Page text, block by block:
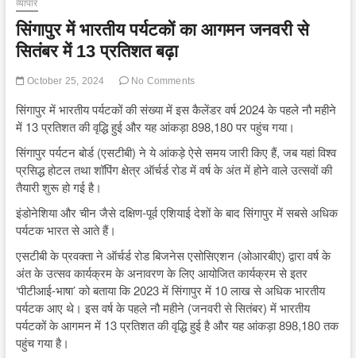
व्यापार
सिंगापुर में भारतीय पर्यटकों का आगमन जनवरी से
सितंबर में 13 प्रतिशत बढ़ा
October 25, 2024 No Comments
सिंगापुर में भारतीय पर्यटकों की संख्या में इस कैलेंडर वर्ष 2024 के पहले नौ महीने
में 13 प्रतिशत की वृद्धि हुई और यह आंकड़ा 898,180 पर पहुंच गया।
सिंगापुर पर्यटन बोर्ड (एसटीबी) ने ये आंकड़े ऐसे समय जारी किए हैं, जब यहां विश्व
प्रसिद्ध होटल तथा शॉपिंग क्षेत्र ऑर्चर्ड रोड में वर्ष के अंत में होने वाले उत्सवों की
तैयारी शुरू हो गई है।
इंडोनेशिया और चीन जैसे दक्षिण-पूर्व एशियाई देशों के बाद सिंगापुर में सबसे अधिक
पर्यटक भारत से आते हैं।
एसटीबी के प्रवक्ता ने ऑर्चर्ड रोड बिजनेस एसोसिएशन (ओआरबीए) द्वारा वर्ष के
अंत के उत्सव कार्यक्रम के अनावरण के लिए आयोजित कार्यक्रम से इतर
‘पीटीआई-भाषा’ को बताया कि 2023 में सिंगापुर में 10 लाख से अधिक भारतीय
पर्यटक आए थे। इस वर्ष के पहले नौ महीने (जनवरी से सितंबर) में भारतीय
पर्यटकों के आगमन में 13 प्रतिशत की वृद्धि हुई है और यह आंकड़ा 898,180 तक
पहुंच गया है।